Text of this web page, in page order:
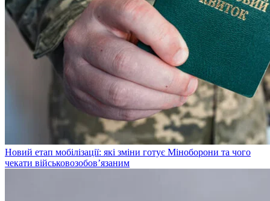
Новий етап мобілізації: які зміни готує Міноборони та чого
чекати військовозобов’язаним